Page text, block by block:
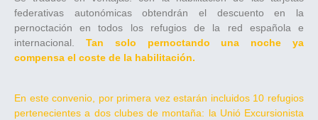
federativas autonómicas obtendrán el descuento en la
pernoctación en todos los refugios de la red española e
internacional. Tan solo pernoctando una noche ya
compensa el coste de la habilitación.
En este convenio, por primera vez estarán incluidos 10 refugios
pertenecientes a dos clubes de montaña: la Unió Excursionista